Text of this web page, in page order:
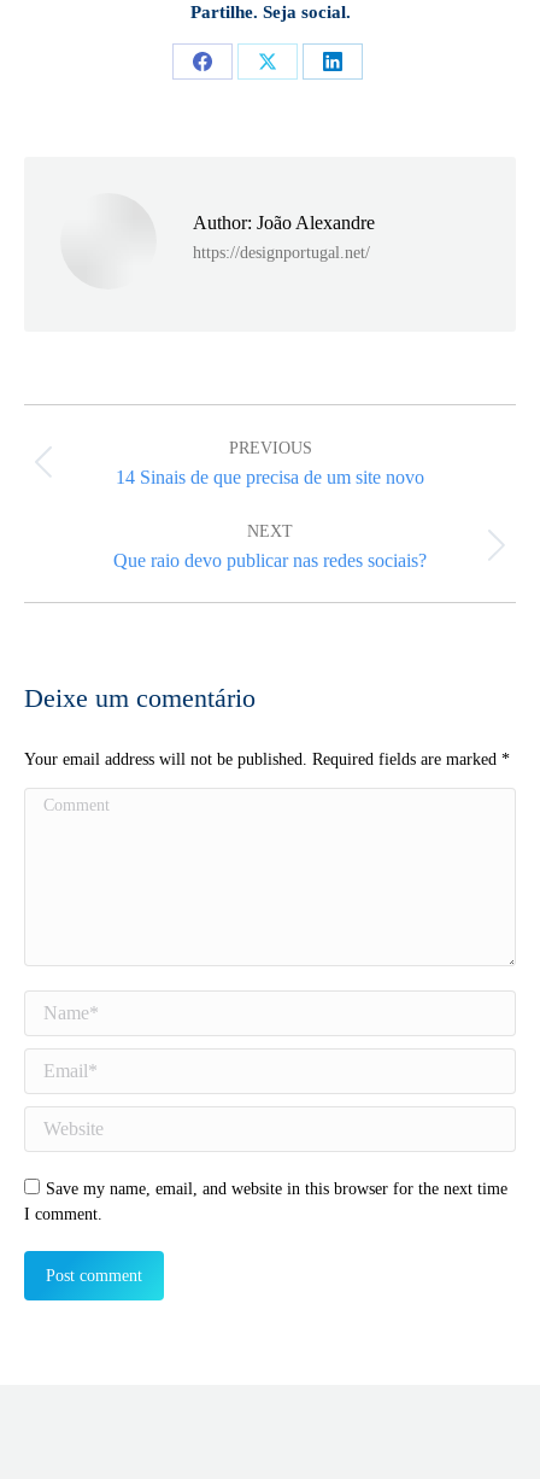
Partilhe. Seja social.
Share
Share
Share
Author: João Alexandre
https://designportugal.net/
navigation
PREVIOUS
Previous
14 Sinais de que precisa de um site novo
NEXT
Next
Que raio devo publicar nas redes sociais?
Deixe um comentário
Your email address will not be published. Required fields are marked *
Comment
Save my name, email, and website in this browser for the next time
I comment.
Post comment